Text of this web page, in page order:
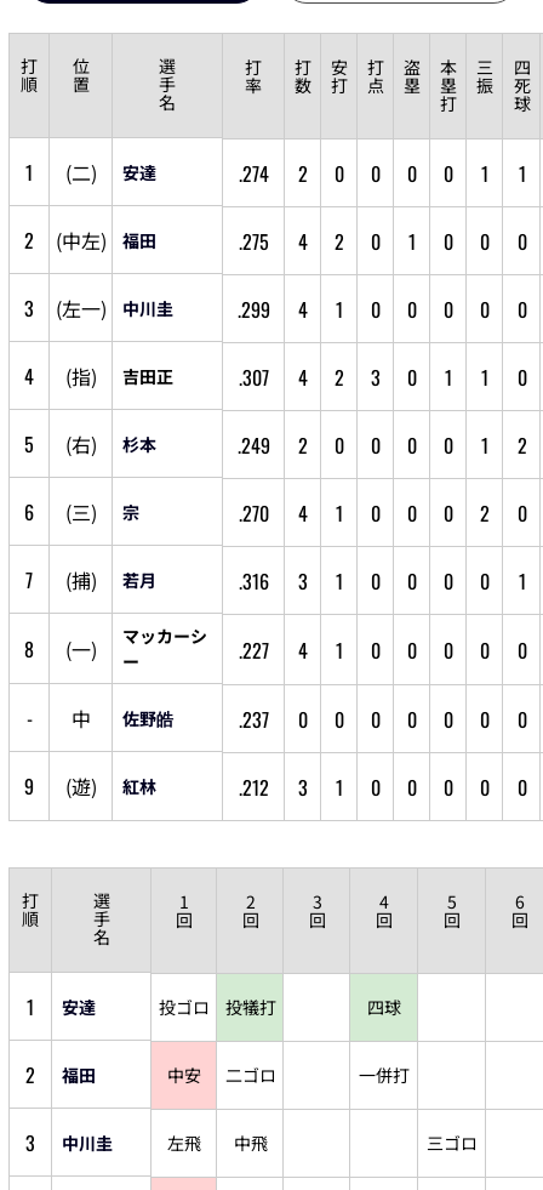
打
順
位
置
選
手
名
打
率
打
数
安
打
打
点
盗
塁
本
塁
打
三
振
四
死
球
1 (二) 安達 .274 2 0 0 0 0 1 1
2 (中左) 福田 .275 4 2 0 1 0 0 0
3 (左一) 中川圭 .299 4 1 0 0 0 0 0
4 (指) 吉田正 .307 4 2 3 0 1 1 0
5 (右) 杉本 .249 2 0 0 0 0 1 2
6 (三) 宗 .270 4 1 0 0 0 2 0
7 (捕) 若月 .316 3 1 0 0 0 0 1
8 (一)
マッカーシ
ー
.227 4 1 0 0 0 0 0
- 中 佐野皓 .237 0 0 0 0 0 0 0
9 (遊) 紅林 .212 3 1 0 0 0 0 0
打
順
選
手
名
1
回
2
回
3
回
4
回
5
回
6
回
1 安達 投ゴロ 投犠打 四球
2 福田 中安 二ゴロ 一併打
3 中川圭 左飛 中飛 三ゴロ